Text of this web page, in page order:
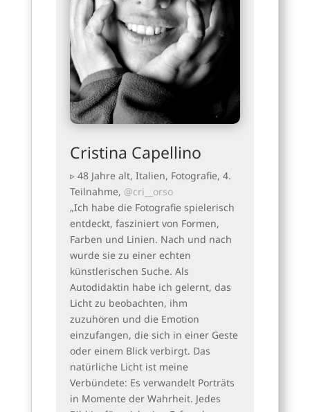
Cristina Capellino
▹ 48 Jahre alt, Italien, Fotografie, 4.
Teilnahme, @cri__orso
„Ich habe die Fotografie spielerisch
entdeckt, fasziniert von Formen,
Farben und Linien. Nach und nach
wurde sie zu einer echten
künstlerischen Suche. Als
Autodidaktin habe ich gelernt, das
Licht zu beobachten, ihm
zuzuhören und die Emotion
einzufangen, die sich in einer Geste
oder einem Blick verbirgt. Das
natürliche Licht ist meine
Verbündete: Es verwandelt Porträts
in Momente der Wahrheit. Jedes